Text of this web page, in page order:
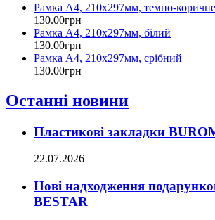
Рамка А4, 210х297мм, темно-
130.00грн
Рамка А4, 210х297мм, білий
130.00грн
Рамка А4, 210х297мм, срібний
130.00грн
Останні новини
Пластикові закладки
22.07.2026
Нові надходження
BESTAR